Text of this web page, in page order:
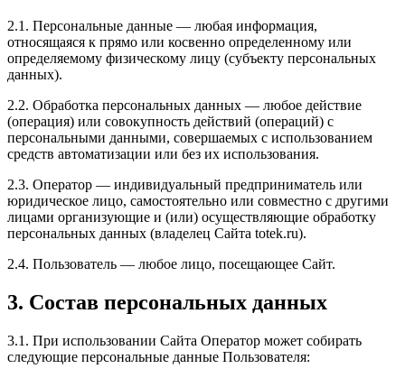
2.1. Персональные данные — любая информация,
относящаяся к прямо или косвенно определенному или
определяемому физическому лицу (субъекту персональных
данных).
2.2. Обработка персональных данных — любое действие
(операция) или совокупность действий (операций) с
персональными данными, совершаемых с использованием
средств автоматизации или без их использования.
2.3. Оператор — индивидуальный предприниматель или
юридическое лицо, самостоятельно или совместно с другими
лицами организующие и (или) осуществляющие обработку
персональных данных (владелец Сайта totek.ru).
2.4. Пользователь — любое лицо, посещающее Сайт.
3. Состав персональных данных
3.1. При использовании Сайта Оператор может собирать
следующие персональные данные Пользователя: